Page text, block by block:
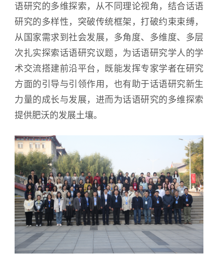
语研究的多维探索，从不同理论视角，结合话语
研究的多样性，突破传统框架，打破约束束缚，
从国家需求到社会发展，多角度、多维度、多层
次扎实探索话语研究议题，为话语研究学人的学
术交流搭建前沿平台，既能发挥专家学者在研究
方面的引导与引领作用，也有助于话语研究新生
力量的成长与发展，进而为话语研究的多维探索
提供肥沃的发展土壤。